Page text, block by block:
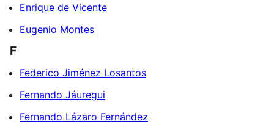
Enrique de Vicente
Eugenio Montes
F
Federico Jiménez Losantos
Fernando Jáuregui
Fernando Lázaro Fernández